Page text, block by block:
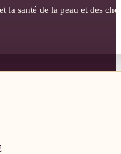
la santé de la peau et des